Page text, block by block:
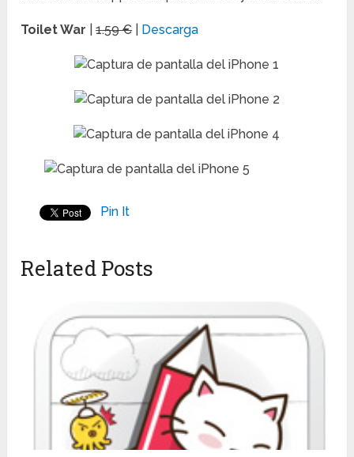
Toilet War |1.59 € Descarga
Pin It
Related Posts